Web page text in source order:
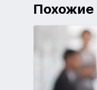
Похожие